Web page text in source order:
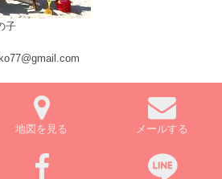
子
地図を見る メールする